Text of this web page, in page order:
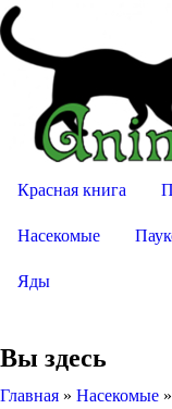
Красная книга
Насекомые
Яды
Вы здесь
Главная » Насекомые »